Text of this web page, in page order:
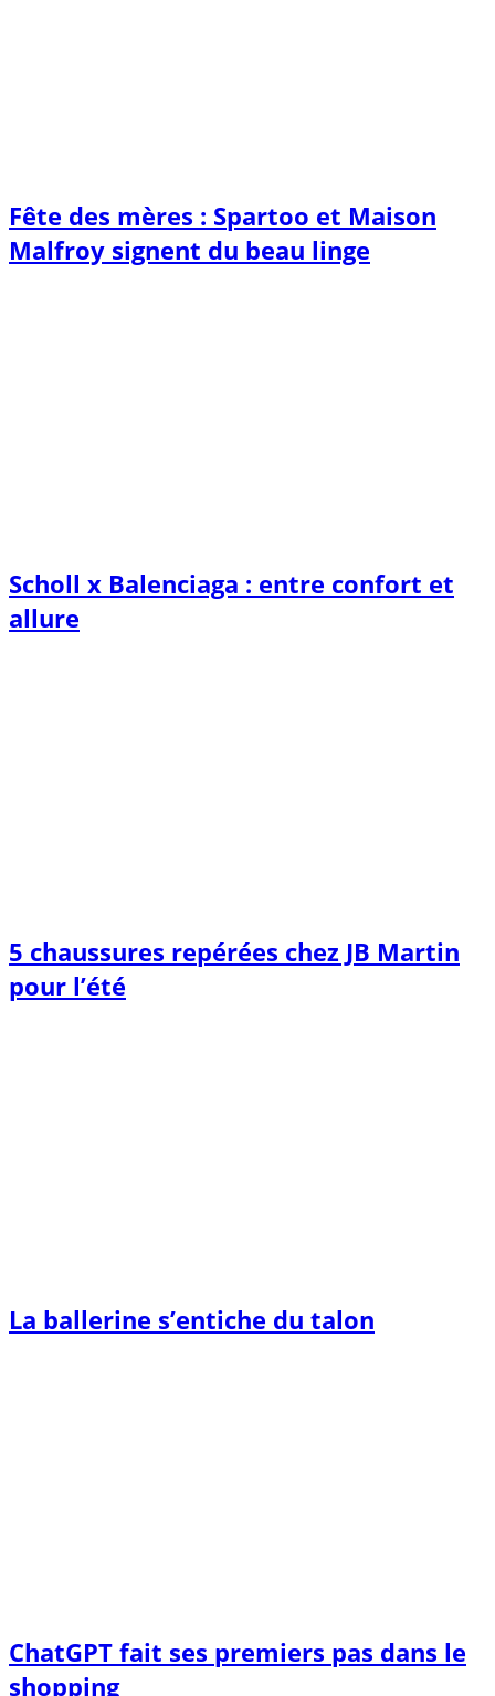
Fête des mères : Spartoo et Maison
Malfroy signent du beau linge
Scholl x Balenciaga : entre confort et
allure
5 chaussures repérées chez JB Martin
pour l’été
La ballerine s’entiche du talon
ChatGPT fait ses premiers pas dans le
shopping